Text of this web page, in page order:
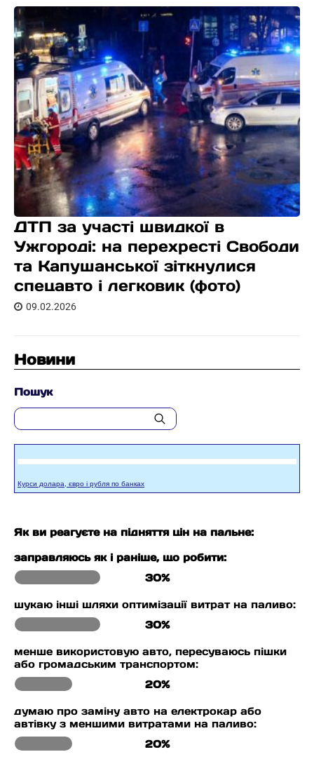
ДТП за участі швидкої в
Ужгороді: на перехресті Свободи
та Капушанської зіткнулися
спецавто і легковик (фото)
09.02.2026
Новини
Пошук
Курси долара, євро і рубля по банках
Як ви реагуєте на підняття цін на пальне:
заправляюсь як і раніше, що робити:
30%
шукаю інші шляхи оптимізації витрат на паливо:
30%
менше використовую авто, пересуваюсь пішки
або громадським транспортом:
20%
думаю про заміну авто на електрокар або
автівку з меншими витратами на паливо:
20%